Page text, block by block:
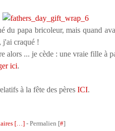
du papa bricoleur, mais quand
j'ai craqué !
alors ... je cède : une vraie fille à
ici.
à la fête des pères ICI.
[…] - Permalien [#]